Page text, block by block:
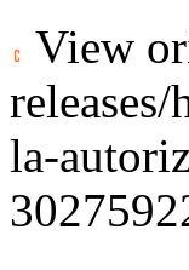
View
la-